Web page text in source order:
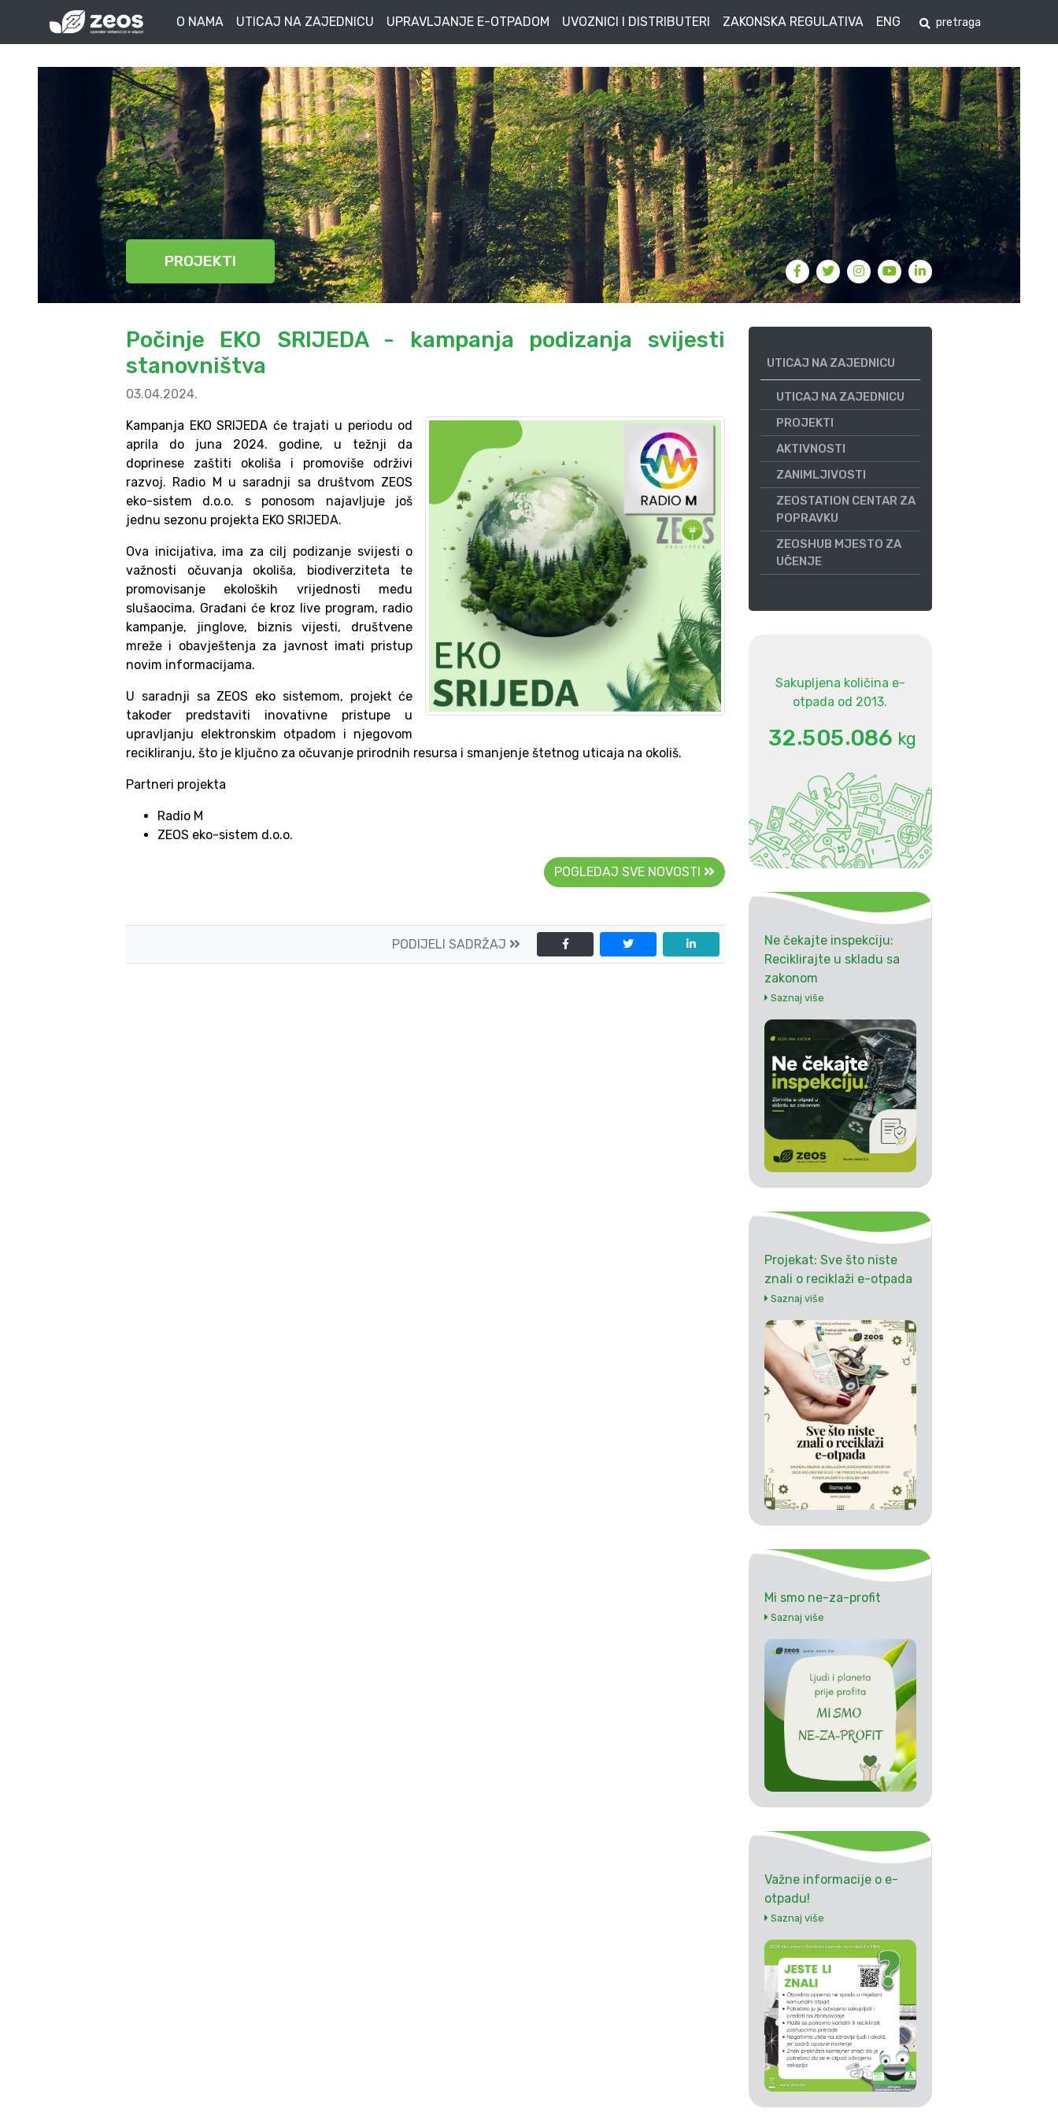
O NAMA UTICAJ NA ZAJEDNICU UPRAVLJANJE E-OTPADOM UVOZNICI I DISTRIBUTERI ZAKONSKA REGULATIVA ENG
PROJEKTI
Počinje EKO SRIJEDA - kampanja podizanja svijesti
stanovništva
03.04.2024.
Kampanja EKO SRIJEDA će trajati u periodu od
aprila do juna 2024. godine, u težnji da
doprinese zaštiti okoliša i promoviše održivi
razvoj. Radio M u saradnji sa društvom ZEOS
eko-sistem d.o.o. s ponosom najavljuje još
jednu sezonu projekta EKO SRIJEDA.
Ova inicijativa, ima za cilj podizanje svijesti o
važnosti očuvanja okoliša, biodiverziteta te
promovisanje ekoloških vrijednosti među
slušaocima. Građani će kroz live program, radio
kampanje, jinglove, biznis vijesti, društvene
mreže i obavještenja za javnost imati pristup
novim informacijama.
U saradnji sa ZEOS eko sistemom, projekt će
također predstaviti inovativne pristupe u
upravljanju elektronskim otpadom i njegovom
recikliranju, što je ključno za očuvanje prirodnih resursa i smanjenje štetnog uticaja na okoliš.
Partneri projekta
Radio M
ZEOS eko-sistem d.o.o.
POGLEDAJ SVE NOVOSTI
PODIJELI SADRŽAJ
UTICAJ NA ZAJEDNICU
UTICAJ NA ZAJEDNICU
PROJEKTI
AKTIVNOSTI
ZANIMLJIVOSTI
ZEOSTATION CENTAR ZA
POPRAVKU
ZEOSHUB MJESTO ZA
UČENJE
Sakupljena količina e-
otpada od 2013.
32.505.086 kg
Ne čekajte inspekciju:
Reciklirajte u skladu sa
zakonom
Saznaj više
Projekat: Sve što niste
znali o reciklaži e-otpada
Saznaj više
Mi smo ne-za-profit
Saznaj više
Važne informacije o e-
otpadu!
Saznaj više